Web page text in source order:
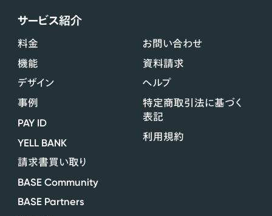
サービス紹介
料金
機能
デザイン
事例
PAY ID
YELL BANK
請求書買い取り
BASE Community
BASE Partners
お問い合わせ
資料請求
ヘルプ
特定商取引法に基づく
表記
利用規約